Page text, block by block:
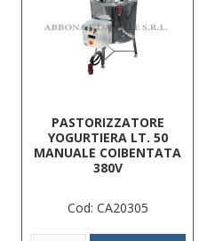
PASTORIZZATORE
YOGURTIERA LT. 50
MANUALE COIBENTATA
380V
Cod: CA20305